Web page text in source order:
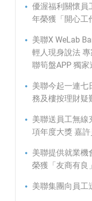
優渥福利關懷員
年榮獲「開心工
美聯X WeLab
輕人現身說法
聯筍盤APP 獨
美聯今起一連七
務及樓按理財疑
美聯送員工無線
項年度大獎 嘉
美聯提供就業
榮獲「友商有良
美聯集團向員工